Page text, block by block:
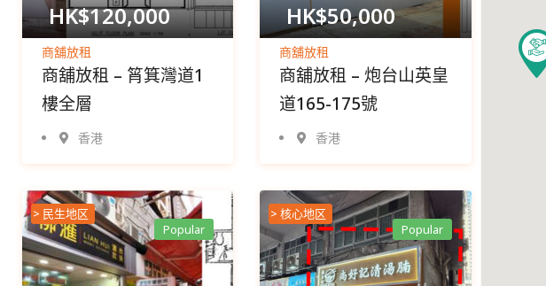
HK$120,000
商舖放租
商舖放租 – 筲箕灣道1
樓全層
香港
HK$50,000
商舖放租
商舖放租 – 炮台山英皇
道165-175號
香港
> 民生地区
Popular
> 核心地区
Popular